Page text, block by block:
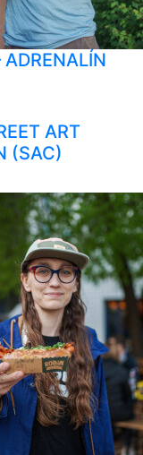
ART
(SAC)